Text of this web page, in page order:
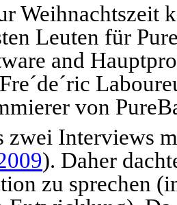
Leuten für
and
von
zwei Interviews
). Daher
zu sprechen